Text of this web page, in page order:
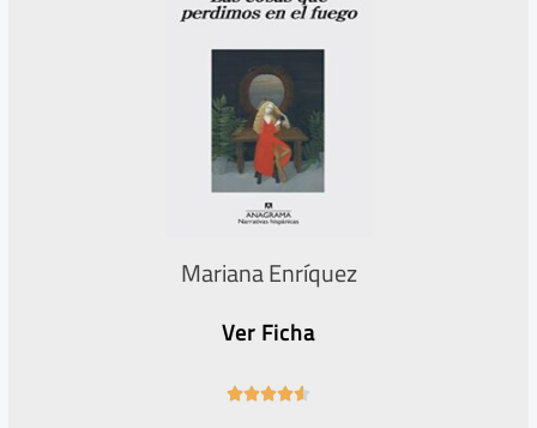
Mariana Enríquez
Ver Ficha
